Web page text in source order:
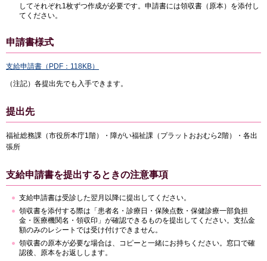
してそれぞれ1枚ずつ作成が必要です。申請書には領収書（原本）を添付し
てください。
申請書様式
支給申請書（PDF：118KB）
（注記）各提出先でも入手できます。
提出先
福祉総務課（市役所本庁1階）・障がい福祉課（プラットおおむら2階）・各出
張所
支給申請書を提出するときの注意事項
支給申請書は受診した翌月以降に提出してください。
領収書を添付する際は「患者名・診療日・保険点数・保健診療一部負担
金・医療機関名・領収印」が確認できるものを提出してください。支払金
額のみのレシートでは受け付けできません。
領収書の原本が必要な場合は、コピーと一緒にお持ちください。窓口で確
認後、原本をお返しします。